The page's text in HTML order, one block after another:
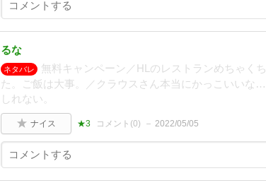
るな
ネタバレ
無料キャンペーン／HLのレストランめちゃく
た。ご飯は大事。／クラウスさん本当にかっこいい
しれない。
ナイス ★3 コメント(0) 2022/05/05